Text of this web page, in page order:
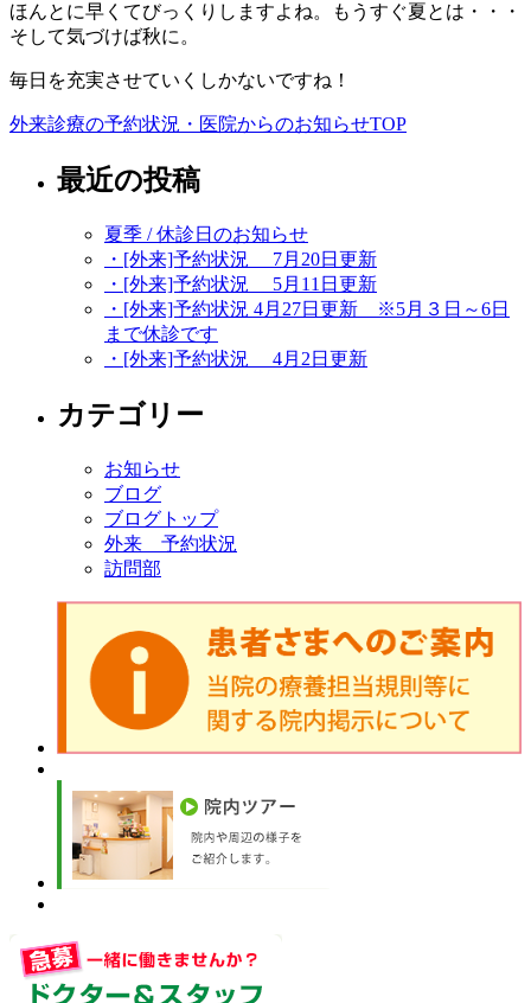
ほんとに早くてびっくりしますよね。もうすぐ夏とは・・・
そして気づけば秋に。
毎日を充実させていくしかないですね！
外来診療の予約状況・医院からのお知らせTOP
最近の投稿
夏季 / 休診日のお知らせ
・[外来]予約状況 7月20日更新
・[外来]予約状況 5月11日更新
・[外来]予約状況 4月27日更新 ※5月３日～6日
まで休診です
・[外来]予約状況 4月2日更新
カテゴリー
お知らせ
ブログ
ブログトップ
外来 予約状況
訪問部